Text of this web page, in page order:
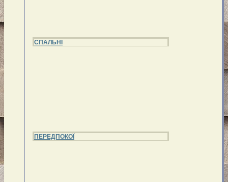
СПАЛЬНІ
ПЕРЕДПОКОЇ